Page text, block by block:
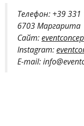
Телефон: +39
6703 Маргарита
Сайт:
Instagram:
E-mail: